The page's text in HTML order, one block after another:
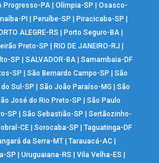
Progresso-PA |Olímpia-SP |Osasco-
PI Peruíbe-SP Piracicaba-SP
ALEGRE-RS Porto Seguro-BA
Preto-SP RIO DE JANEIRO-RJ
SP SALVADOR-BA| Samambaia-DF
SP |São Bernardo Campo-SP |São
Sul-SP |São João Paraíso-MG |São
José do Rio Preto-SP |São Paulo
SP |São Sebastião-SP |Sertãozinho-
CE |Sorocaba-SP |Taguatinga-DF
da Serra-MT| Tarauacá-AC|
SP |Uruguaiana-RS |Vila Velha-ES